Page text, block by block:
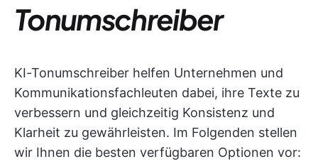
Tonumschreiber
KI-Tonumschreiber helfen Unternehmen und
Kommunikationsfachleuten dabei, ihre Texte zu
verbessern und gleichzeitig Konsistenz und
Klarheit zu gewährleisten. Im Folgenden stellen
wir Ihnen die besten verfügbaren Optionen vor: